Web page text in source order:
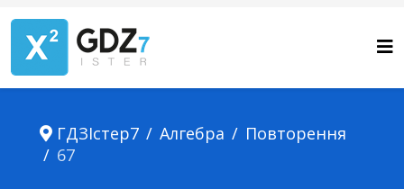
ГДЗІстер7 Алгебра
Повторення
67